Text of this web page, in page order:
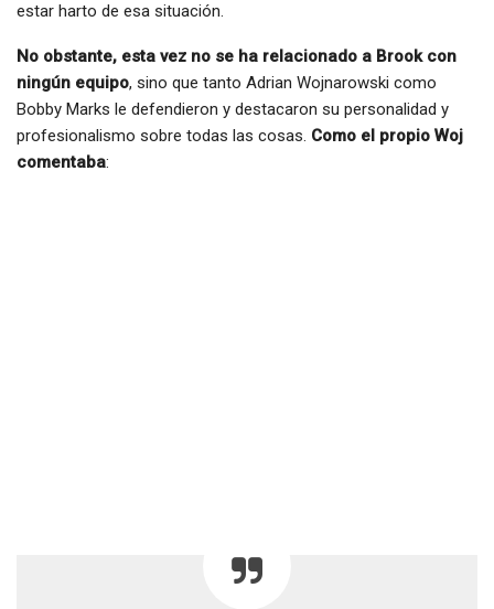
estar harto de esa situación.
No obstante, esta vez no se ha relacionado a Brook con
ningún equipo, sino que tanto Adrian Wojnarowski como
Bobby Marks le defendieron y destacaron su personalidad y
profesionalismo sobre todas las cosas. Como el propio Woj
comentaba: